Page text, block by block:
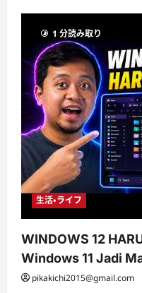
1 分読み取り
生活・ライフ
WINDOWS 12
Windows 11 Jadi
pikakichi2015@gmail.com